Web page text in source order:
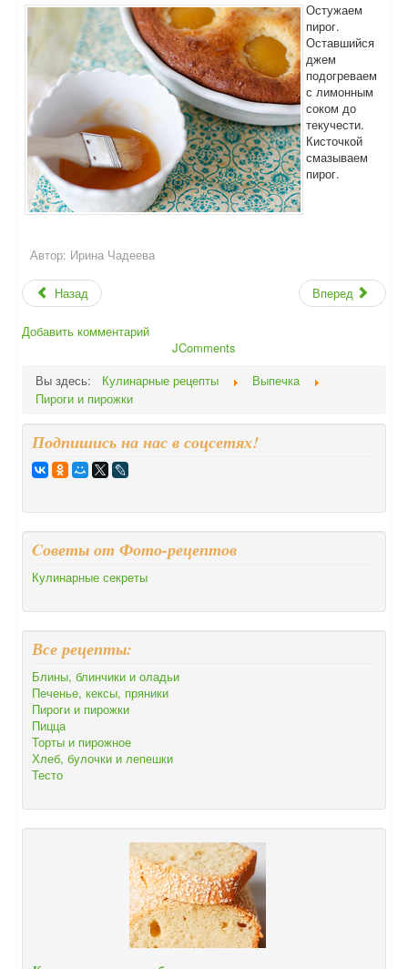
Остужаем
пирог.
Оставшийся
джем
подогреваем
с лимонным
соком до
текучести.
Кисточкой
смазываем
пирог.
Автор: Ирина Чадеева
Назад Вперед
Добавить комментарий
JComments
Вы здесь:
Кулинарные рецепты
Выпечка
Пироги и пирожки
Подпишись на нас в соцсетях!
Cоветы от Фото-рецептов
Кулинарные секреты
Все рецепты:
Блины, блинчики и оладьи
Печенье, кексы, пряники
Пироги и пирожки
Пицца
Торты и пирожное
Хлеб, булочки и лепешки
Тесто